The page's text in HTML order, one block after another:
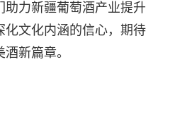
力新疆葡萄酒产业提升
化文化内涵的信心，期待
新篇章。